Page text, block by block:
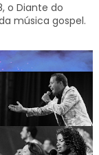
o Diante do
música gospel.